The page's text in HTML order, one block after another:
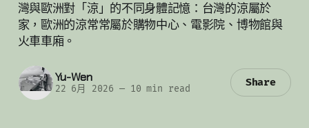
灣與歐洲對「涼」的不同身體記憶：台灣的涼屬於
家，歐洲的涼常常屬於購物中心、電影院、博物館與
火車車廂。
Yu-Wen
22 6月 2026 —10 min read
Share